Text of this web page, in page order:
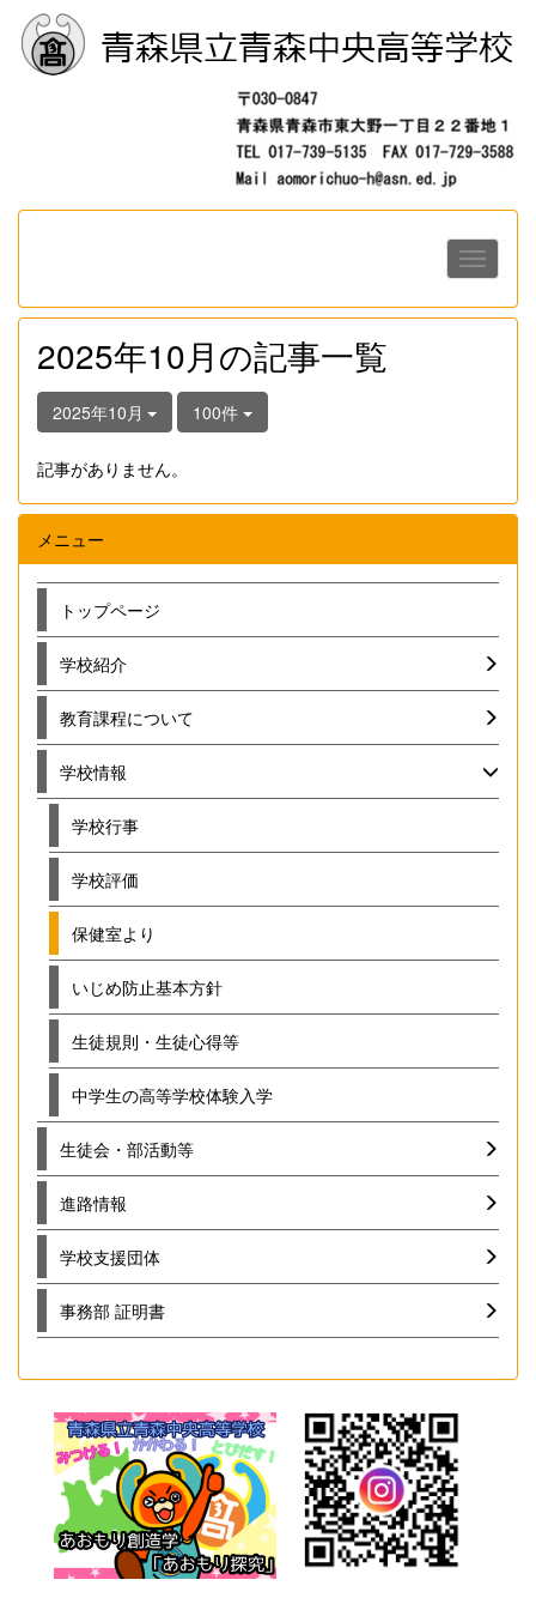
2025年10月の記事一覧
2025年10月 100件
記事がありません。
メニュー
トップページ
学校紹介
教育課程について
学校情報
学校行事
学校評価
保健室より
いじめ防止基本方針
生徒規則・生徒心得等
中学生の高等学校体験入学
生徒会・部活動等
進路情報
学校支援団体
事務部 証明書